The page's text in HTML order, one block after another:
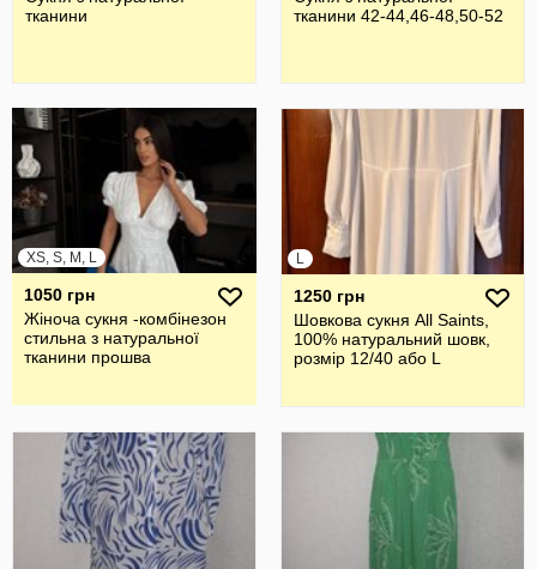
тканини
тканини 42-44,46-48,50-52
XS, S, M, L
1050 грн
Жіноча сукня -комбінезон
стильна з натуральної
тканини прошва
L
1250 грн
Шовкова cукня All Saints,
100% натуральний шовк,
розмір 12/40 або L